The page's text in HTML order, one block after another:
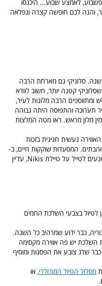
לאמצע שבוע... היכנסו
והנה לכם חופשה קצרה ונפלאה
סלוניקי גם מארחת הרבה
קטנה יותר, חשוב לוודא
ומתווספים הרבה מלונות לעיר,
תערוכה והתפוסה היתה גבוהה
מלון מראש. ראו מטה המלצות
נעשית חגיגית בזכות
המסעדות שוקקות חיים, ב-
Ladadika המוסיקה בוקעת מהטברנות, ונעים לטייל על טיילת Nikis, עדיין
לטיול בצבעי השלכת החמים
כבר ידוע שמרהיב כל השנה.
השלכת יש פה אווירה מקסימה
שלג צובע את הפסגות ומוסיף
מסלול הטיול המודולרי, או